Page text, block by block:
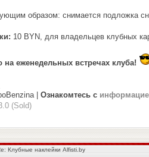
образом: снимается подложка
10 BYN, для владельцев клубных
еженедельных встречах клуба!
| Ознакомтесь с
(Sold)
Клубные наклейки Alfisti.by